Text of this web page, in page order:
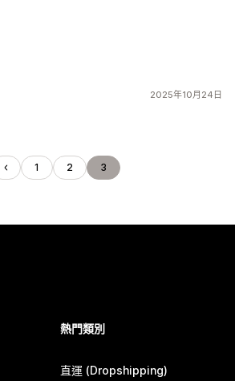
2025年10月24日
1 2 3
熱門類別
直運 (Dropshipping)